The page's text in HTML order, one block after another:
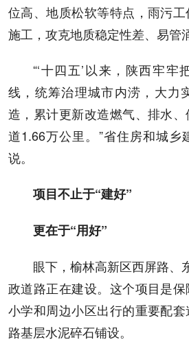
位高、地质松软等特点，雨污
施工，攻克地质稳定性差、易管
“‘十四五’以来，陕西牢
线，统筹治理城市内涝，大力
造，累计更新改造燃气、排水
道1.66万公里。”省住房和城乡
说。
项目不止于“建好”
更在于“用好”
眼下，榆林高新区西屏路、
政道路正在建设。这个项目是
小学和周边小区出行的重要配
路基层水泥碎石铺设。